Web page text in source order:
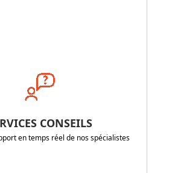
CONSEILS
en temps réel de nos spécialistes